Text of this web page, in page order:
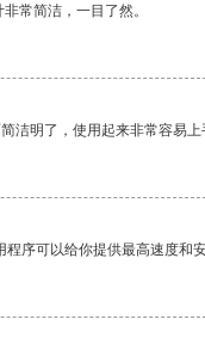
常简洁，一目了然。
洁明了，使用起来非常容易
序可以给你提供最高速度和